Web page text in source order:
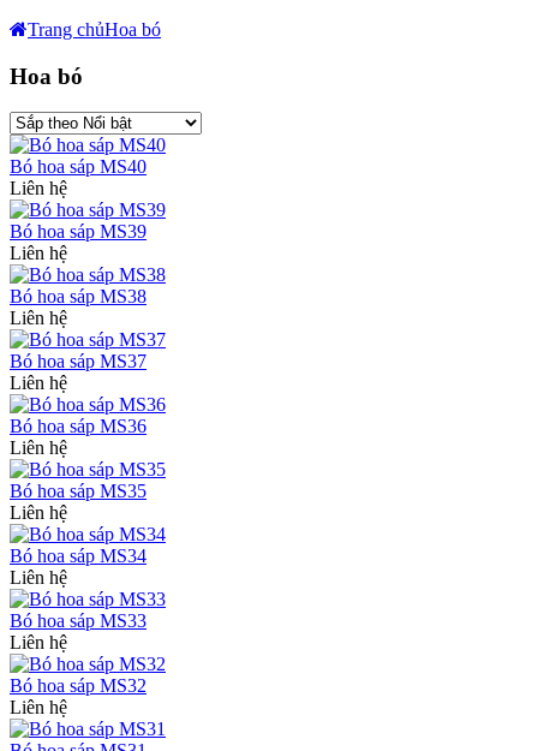
Trang chủHoa bó
Hoa bó
Bó hoa sáp MS40
Liên hệ
Bó hoa sáp MS39
Liên hệ
Bó hoa sáp MS38
Liên hệ
Bó hoa sáp MS37
Liên hệ
Bó hoa sáp MS36
Liên hệ
Bó hoa sáp MS35
Liên hệ
Bó hoa sáp MS34
Liên hệ
Bó hoa sáp MS33
Liên hệ
Bó hoa sáp MS32
Liên hệ